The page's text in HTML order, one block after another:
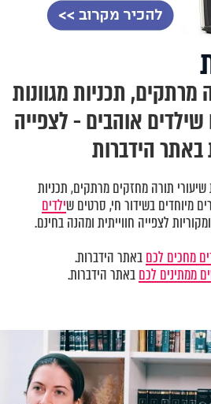
מרתקים, תכניות מגוונות
אוהבים - לצפייה
באתר הידברות
תורה מחזקים מרתקים, תכניות
מיוחדים בשידור חי, סרטים שילדים
לצפייה חווייתית ומהנה בחינם.
מחכים לכםבאתר הידברות.
ממתינים לכםבאתר הידברות.